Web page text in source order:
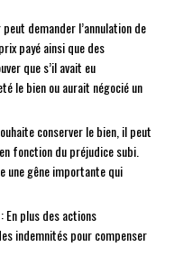
peut demander l’annulation de
payé ainsi que des
que s’il avait eu
le bien ou aurait négocié un
conserver le bien, il peut
fonction du préjudice subi.
une gêne importante qui
: En plus des actions
indemnités pour compenser